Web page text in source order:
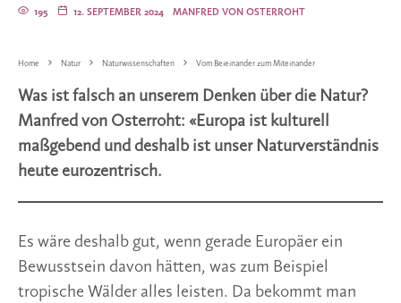
MANFRED VON OSTERROHT
12. SEPTEMBER 2024
195
Home Natur Naturwissenschaften Vom Beieinander zum Miteinander
Was ist falsch an unserem Denken über die Natur?
Manfred von Osterroht: «Europa ist kulturell
maßgebend und deshalb ist unser Naturverständnis
heute eurozentrisch.
Es wäre deshalb gut, wenn gerade Europäer ein
Bewusstsein davon hätten, was zum Beispiel
tropische Wälder alles leisten. Da bekommt man